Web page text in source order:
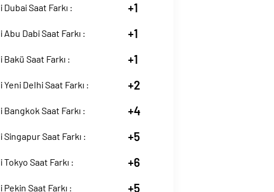
Dubai Saat Farkı : +1
Abu Dabi Saat Farkı : +1
Bakü Saat Farkı : +1
Yeni Delhi Saat Farkı : +2
Bangkok Saat Farkı : +4
Singapur Saat Farkı : +5
Tokyo Saat Farkı : +6
Pekin Saat Farkı : +5